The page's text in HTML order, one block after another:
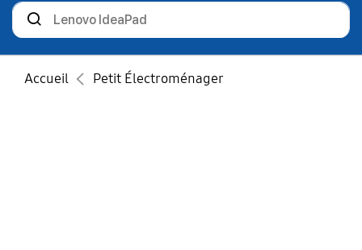
Rechercher
des
produits
Accueil Petit Électroménager